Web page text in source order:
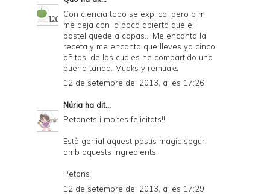
Con ciencia todo se explica, pero a mi
me deja con la boca abierta que el
pastel quede a capas... Me encanta la
receta y me encanta que lleves ya cinco
añitos, de los cuales he compartido una
buena tanda. Muaks y remuaks
12 de setembre del 2013, a les 17:26
Núria ha dit...
Petonets i moltes felicitats!!
Està genial aquest pastís magic segur,
amb aquests ingredients.
Petons
12 de setembre del 2013, a les 17:29